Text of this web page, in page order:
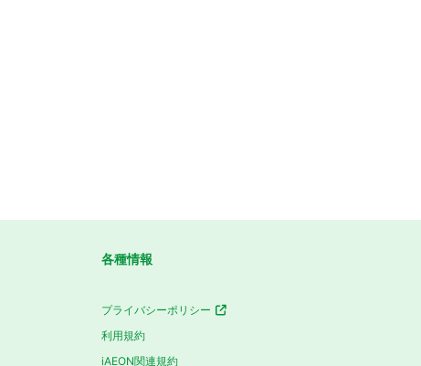
各種情報
プライバシーポリシー
利用規約
iAEON関連規約